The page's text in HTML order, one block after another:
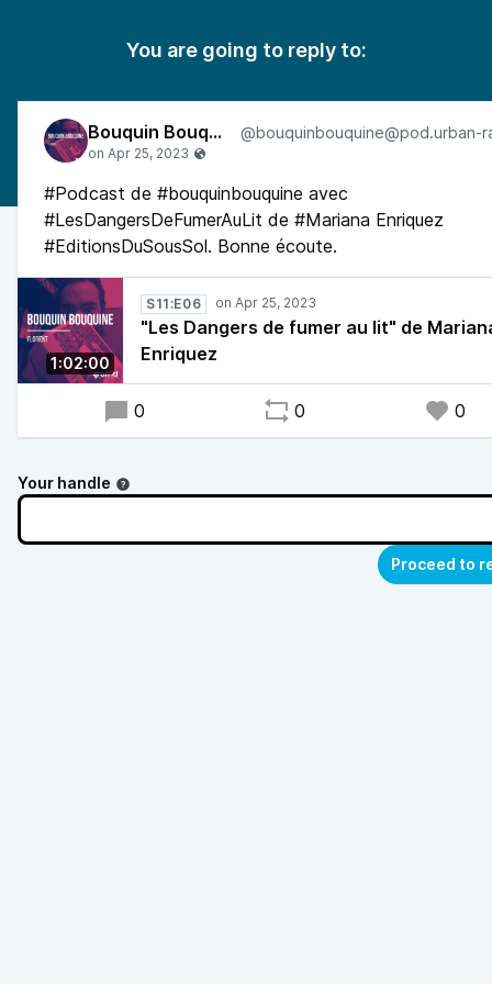
You are going to reply to:
Bouquin Bouquine
#Podcast de #bouquinbouquine avec
#LesDangersDeFumerAuLit de #Mariana Enriquez
#EditionsDuSousSol. Bonne écoute.
1:02:00
S11:E06
"Les Dangers de fumer au lit" de
Enriquez
0 0 0
Your handle
Proceed to